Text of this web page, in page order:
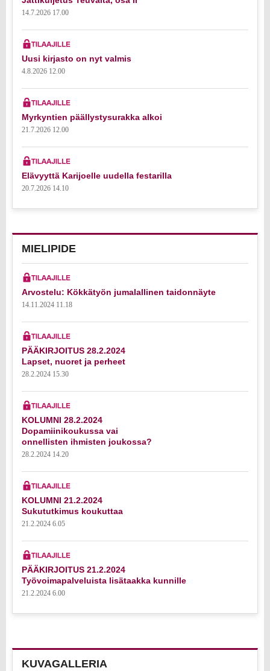
14.7.2026 17.00
Uusi kirjasto on nyt valmis
4.8.2026 12.00
Myrkyntien päällystysurakka alkoi
21.7.2026 12.00
Elävyyttä Karijoelle uudella festarilla
20.7.2026 14.10
MIELIPIDE
Arvostelu: Kökkätyön jumalallinen taidonnäyte
14.11.2024 11.18
PÄÄKIRJOITUS 28.2.2024
Lapset, nuoret ja perheet
28.2.2024 15.30
KOLUMNI 28.2.2024
Dopamiinikoukussa vai
onnellisten ihmisten joukossa?
28.2.2024 14.20
KOLUMNI 21.2.2024
Sukututkimus koukuttaa
21.2.2024 6.05
PÄÄKIRJOITUS 21.2.2024
Työvoimapalveluista lisätaakka kunnille
21.2.2024 6.00
KUVAGALLERIA